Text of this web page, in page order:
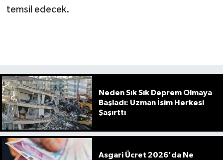
temsil edecek.
Neden Sık Sık Deprem Olmaya
Başladı: Uzman İsim Herkesi
Şaşırttı
Asgari Ücret 2026'da Ne